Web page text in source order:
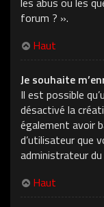
forum ? ».
Haut
Je souhaite
Il est possible
désactivé la
également avoir
d’utilisateur que
administrateur du
Haut